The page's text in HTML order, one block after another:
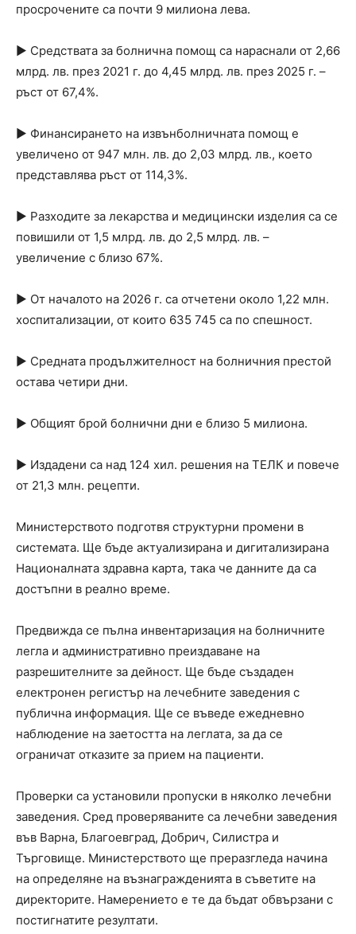
просрочените са почти 9 милиона лева.
► Средствата за болнична помощ са нараснали от 2,66
млрд. лв. през 2021 г. до 4,45 млрд. лв. през 2025 г. –
ръст от 67,4%.
► Финансирането на извънболничната помощ е
увеличено от 947 млн. лв. до 2,03 млрд. лв., което
представлява ръст от 114,3%.
► Разходите за лекарства и медицински изделия са се
повишили от 1,5 млрд. лв. до 2,5 млрд. лв. –
увеличение с близо 67%.
► От началото на 2026 г. са отчетени около 1,22 млн.
хоспитализации, от които 635 745 са по спешност.
► Средната продължителност на болничния престой
остава четири дни.
► Общият брой болнични дни е близо 5 милиона.
► Издадени са над 124 хил. решения на ТЕЛК и повече
от 21,3 млн. рецепти.
Министерството подготвя структурни промени в
системата. Ще бъде актуализирана и дигитализирана
Националната здравна карта, така че данните да са
достъпни в реално време.
Предвижда се пълна инвентаризация на болничните
легла и административно преиздаване на
разрешителните за дейност. Ще бъде създаден
електронен регистър на лечебните заведения с
публична информация. Ще се въведе ежедневно
наблюдение на заетостта на леглата, за да се
ограничат отказите за прием на пациенти.
Проверки са установили пропуски в няколко лечебни
заведения. Сред проверяваните са лечебни заведения
във Варна, Благоевград, Добрич, Силистра и
Търговище. Министерството ще преразгледа начина
на определяне на възнагражденията в съветите на
директорите. Намерението е те да бъдат обвързани с
постигнатите резултати.